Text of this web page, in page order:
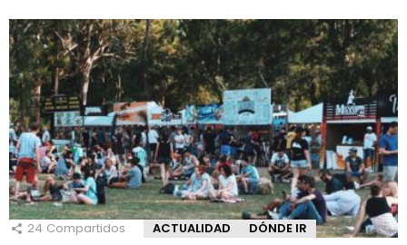
24 Compartidos ACTUALIDAD DÓNDE IR